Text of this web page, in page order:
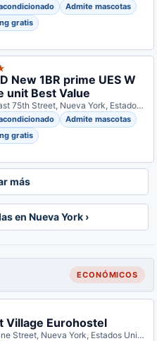
Admite mascotas
gratis
New 1BR prime UES W
unit Best Value
244 East 75th Street, Nueva York, Estados Unidos
Admite mascotas
gratis
más
en Nueva York ›
ECONÓMICOS
Village Eurohostel
113 Jane Street, Nueva York, Estados Unidos